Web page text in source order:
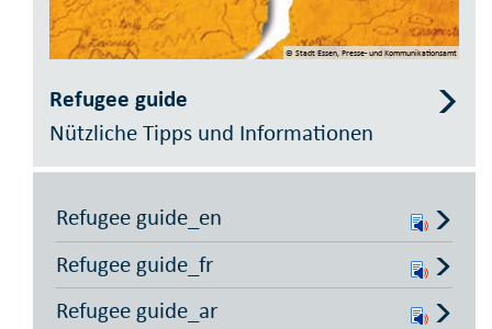
© Stadt Essen, Presse- und Kommunikationsamt
Refugee guide
Nützliche Tipps und Informationen
Refugee guide_en
Refugee guide_fr
Refugee guide_ar